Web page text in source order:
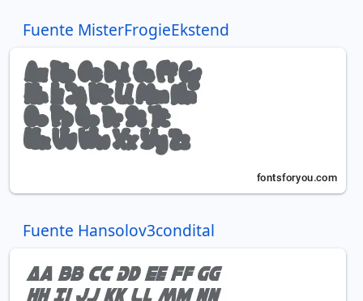
Fuente MisterFrogieEkstend
Fuente Hansolov3condital